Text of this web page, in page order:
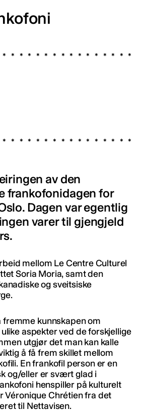
av den
frankofonidagen for
Dagen var egentlig
varer til gjengjeld
mellom Le Centre Culturel
Soria Moria, samt den
og sveitsiske
kunnskapen om
aspekter ved de forskjellige
utgjør det man kan kalle
å få frem skillet mellom
En frankofil person er en
og/eller er svært glad i
henspiller på kulturelt
Véronique Chrétien fra det
til Nettavisen.